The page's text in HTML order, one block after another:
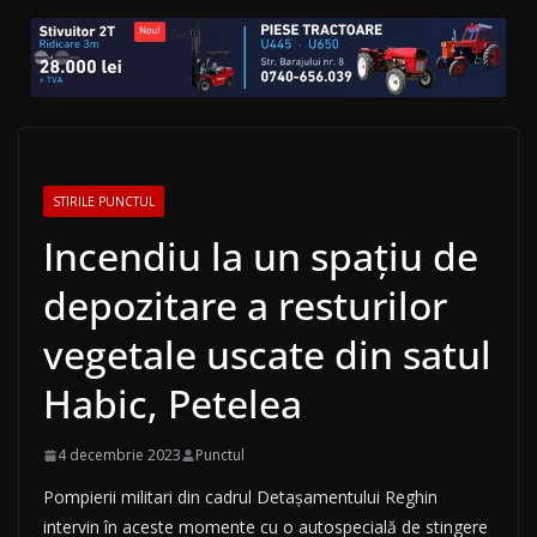
STIRILE PUNCTUL
Incendiu la un spațiu de
depozitare a resturilor
vegetale uscate din satul
Habic, Petelea
4 decembrie 2023 Punctul
Pompierii militari din cadrul Detașamentului Reghin
intervin în aceste momente cu o autospecială de stingere